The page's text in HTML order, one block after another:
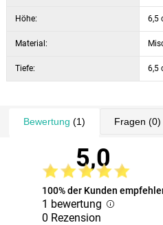
Höhe: 6,5
Material:
Tiefe: 6,5
Bewertung (1) Fragen (0)
5,0
100% der Kunden
1 bewertung
0 Rezension